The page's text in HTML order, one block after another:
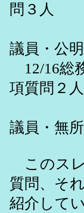
問３人
議員・公
12/16総
項質問２人
議員・無
このスレ
質問、そ
紹介して